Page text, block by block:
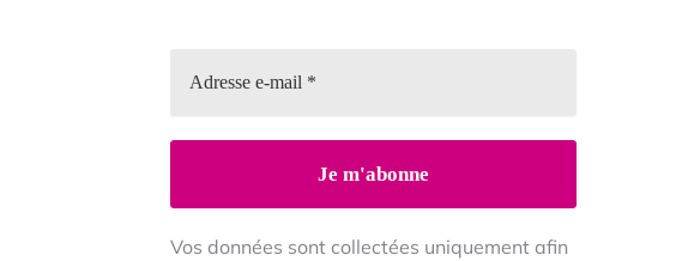
Vos données sont collectées uniquement afin